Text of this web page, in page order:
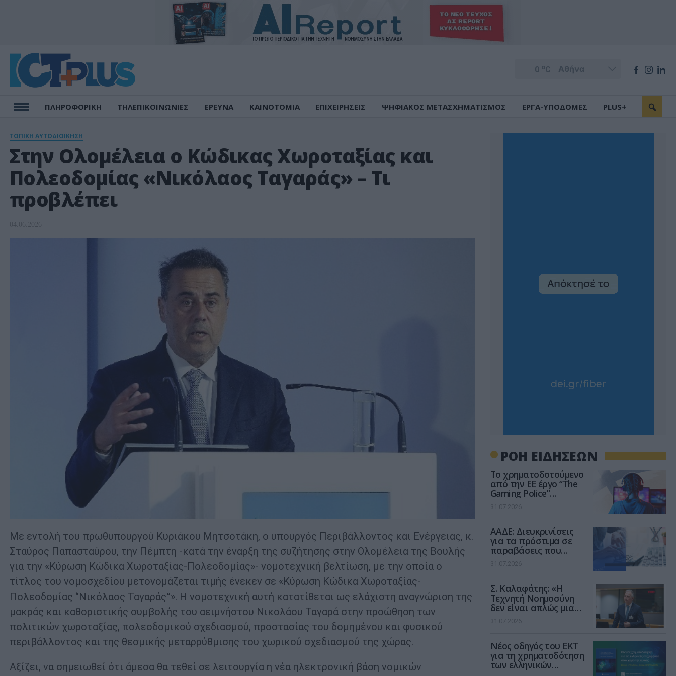
0 oC
ΠΛΗΡΟΦΟΡΙΚΗ ΤΗΛΕΠΙΚΟΙΝΩΝΙΕΣ ΕΡΕΥΝΑ ΚΑΙΝΟΤΟΜΙΑ ΕΠΙΧΕΙΡΗΣΕΙΣ ΨΗΦΙΑΚΟΣ ΜΕΤΑΣΧΗΜΑΤΙΣΜΟΣ ΕΡΓΑ-ΥΠΟΔΟΜΕΣ PLUS+
ΤΟΠΙΚΗ ΑΥΤΟΔΙΟΙΚΗΣΗ
Στην Ολομέλεια ο Κώδικας Χωροταξίας και
Πολεοδομίας «Νικόλαος Ταγαράς» – Τι
προβλέπει
04.06.2026
Με εντολή του πρωθυπουργού Κυριάκου Μητσοτάκη, ο υπουργός Περιβάλλοντος και Ενέργειας, κ.
Σταύρος Παπασταύρου, την Πέμπτη -κατά την έναρξη της συζήτησης στην Ολομέλεια της Βουλής
για την «Κύρωση Κώδικα Χωροταξίας-Πολεοδομίας»- νομοτεχνική βελτίωση, με την οποία ο
τίτλος του νομοσχεδίου μετονομάζεται τιμής ένεκεν σε «Κύρωση Κώδικα Χωροταξίας-
Πολεοδομίας ‘’Νικόλαος Ταγαράς”». Η νομοτεχνική αυτή κατατίθεται ως ελάχιστη αναγνώριση της
μακράς και καθοριστικής συμβολής του αειμνήστου Νικολάου Ταγαρά στην προώθηση των
πολιτικών χωροταξίας, πολεοδομικού σχεδιασμού, προστασίας του δομημένου και φυσικού
περιβάλλοντος και της θεσμικής μεταρρύθμισης του χωρικού σχεδιασμού της χώρας.
Αξίζει, να σημειωθεί ότι άμεσα θα τεθεί σε λειτουργία η νέα ηλεκτρονική βάση νομικών
ΡΟΗ ΕΙΔΗΣΕΩΝ
Το χρηματοδοτούμενο
από την ΕΕ έργο “The
Gaming Police”
ενισχύει την ασφάλεια
των παιδιών στο
31.07.2026
ΑΑΔΕ: Διευκρινίσεις
για τα πρόστιμα σε
παραβάσεις που
αφορούν τους ΦΗΜ
31.07.2026
Σ. Καλαφάτης: «Η
Τεχνητή Νοημοσύνη
δεν είναι απλώς μια
νέα τεχνολογία, είναι
μια νέα βιομηχανική
31.07.2026
Νέος οδηγός του ΕΚΤ
για τη χρηματοδότηση
των ελληνικών